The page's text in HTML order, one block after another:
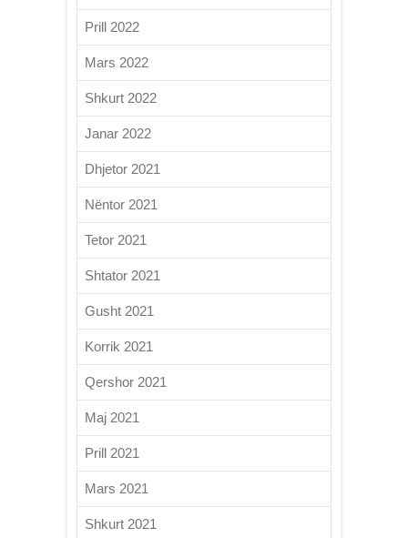
Prill 2022
Mars 2022
Shkurt 2022
Janar 2022
Dhjetor 2021
Nëntor 2021
Tetor 2021
Shtator 2021
Gusht 2021
Korrik 2021
Qershor 2021
Maj 2021
Prill 2021
Mars 2021
Shkurt 2021